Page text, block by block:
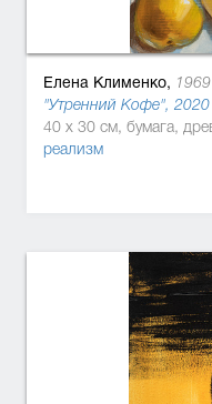
Елена Клименко, 1969
"Утренний Кофе", 2020
реализм